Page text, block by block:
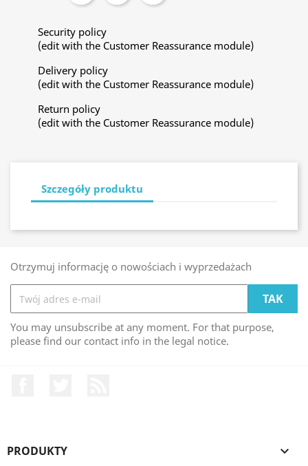
Security policy
(edit with the Customer Reassurance module)
Delivery policy
(edit with the Customer Reassurance module)
Return policy
(edit with the Customer Reassurance module)
Szczegóły produktu
Otrzymuj informację o nowościach i wyprzedażach
You may unsubscribe at any moment. For that purpose,
please find our contact info in the legal notice.
PRODUKTY 